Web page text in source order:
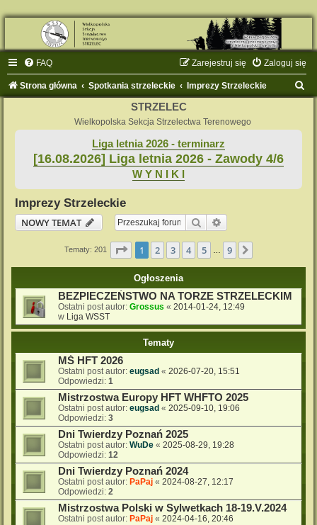
FAQ Zaloguj się
Zarejestruj się
Strona główna Spotkania strzeleckie Imprezy Strzeleckie
STRZELEC
Wielkopolska Sekcja Strzelectwa Terenowego
Liga letnia 2026 - terminarz
[16.08.2026] Liga letnia 2026 - Zawody 4/6
W Y N I K I
Imprezy Strzeleckie
NOWY TEMAT
Szukaj
Tematy: 201 Strona z9
1 2 3 4 5 9
Ogłoszenia
BEZPIECZEŃSTWO NA TORZE STRZELECKIM
Ostatni post autor: Grossus « 2014-01-24, 12:49
w Liga WSST
Tematy
MŚ HFT 2026
Ostatni post autor: eugsad « 2026-07-20, 15:51
Odpowiedzi: 1
Mistrzostwa Europy HFT WHFTO 2025
Ostatni post autor: eugsad « 2025-09-10, 19:06
Odpowiedzi: 3
Dni Twierdzy Poznań 2025
Ostatni post autor: WuDe « 2025-08-29, 19:28
Odpowiedzi: 12
Dni Twierdzy Poznań 2024
Ostatni post autor: PaPaj « 2024-08-27, 12:17
Odpowiedzi: 2
Mistrzostwa Polski w Sylwetkach 18-19.V.2024
Ostatni post autor: PaPaj « 2024-04-16, 20:46